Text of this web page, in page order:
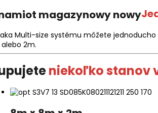
Multi-size systému môžete
alebo 2m.
niekoľko stanov